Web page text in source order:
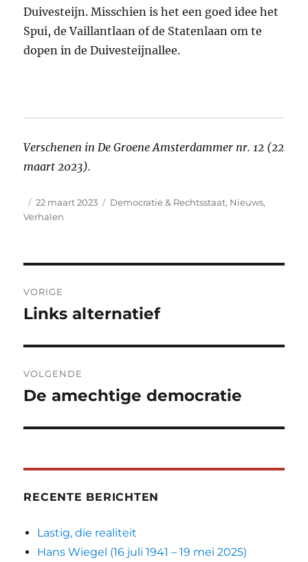
Duivesteijn. Misschien is het een goed idee het
Spui, de Vaillantlaan of de Statenlaan om te
dopen in de Duivesteijnallee.
Verschenen in De Groene Amsterdammer nr. 12 (22
maart 2023).
Auteur
Geplaatst
op
22 maart 2023 Categorieën
Democratie & Rechtsstaat, Nieuws,
Verhalen
navigatie
VORIGE
Vorig
Links alternatief
VOLGENDE
Volgend
De amechtige democratie
RECENTE BERICHTEN
Lastig, die realiteit
Hans Wiegel (16 juli 1941 – 19 mei 2025)